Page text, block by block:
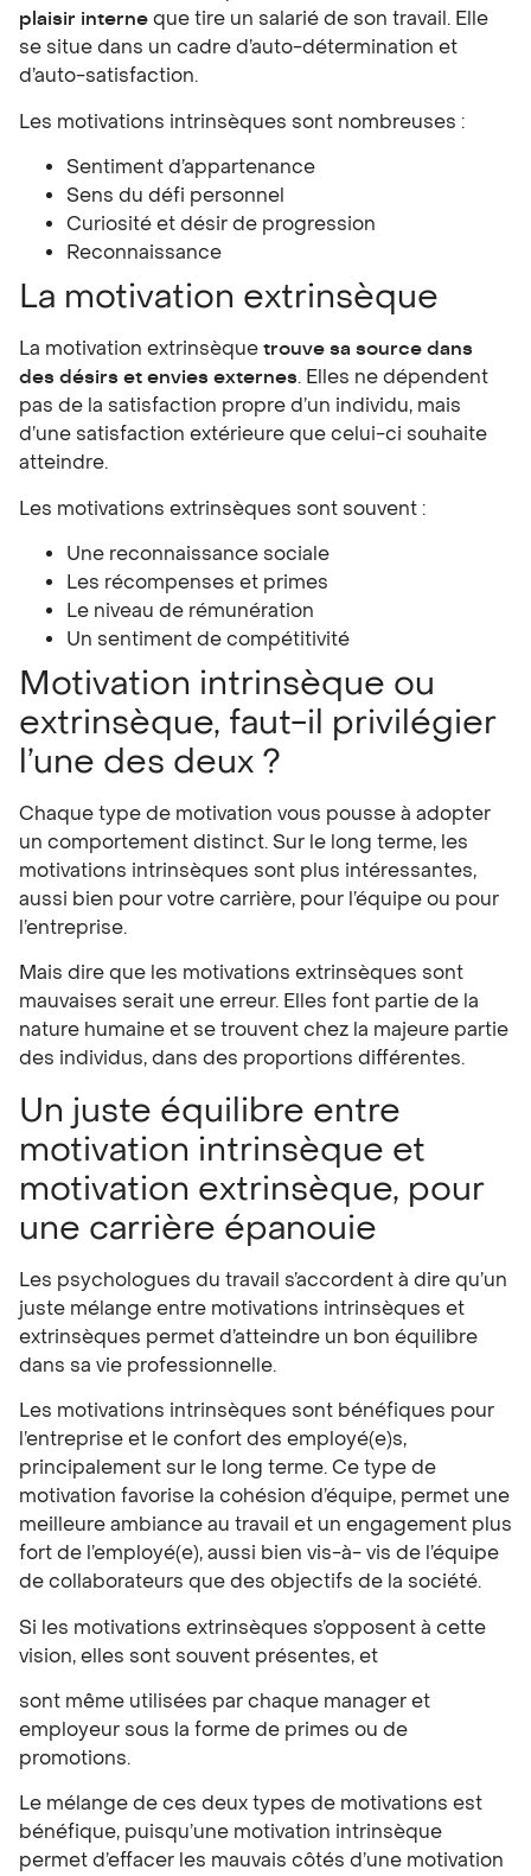
plaisir interne que tire un salarié de son travail. Elle
se situe dans un cadre d’auto-détermination et
d’auto-satisfaction.
Les motivations intrinsèques sont nombreuses :
Sentiment d’appartenance
Sens du défi personnel
Curiosité et désir de progression
Reconnaissance
La motivation extrinsèque
La motivation extrinsèque trouve sa source dans
des désirs et envies externes. Elles ne dépendent
pas de la satisfaction propre d’un individu, mais
d’une satisfaction extérieure que celui-ci souhaite
atteindre.
Les motivations extrinsèques sont souvent :
Une reconnaissance sociale
Les récompenses et primes
Le niveau de rémunération
Un sentiment de compétitivité
Motivation intrinsèque ou
extrinsèque, faut-il privilégier
l’une des deux ?
Chaque type de motivation vous pousse à adopter
un comportement distinct. Sur le long terme, les
motivations intrinsèques sont plus intéressantes,
aussi bien pour votre carrière, pour l’équipe ou pour
l’entreprise.
Mais dire que les motivations extrinsèques sont
mauvaises serait une erreur. Elles font partie de la
nature humaine et se trouvent chez la majeure partie
des individus, dans des proportions différentes.
Un juste équilibre entre
motivation intrinsèque et
motivation extrinsèque, pour
une carrière épanouie
Les psychologues du travail s’accordent à dire qu’un
juste mélange entre motivations intrinsèques et
extrinsèques permet d’atteindre un bon équilibre
dans sa vie professionnelle.
Les motivations intrinsèques sont bénéfiques pour
l’entreprise et le confort des employé(e)s,
principalement sur le long terme. Ce type de
motivation favorise la cohésion d’équipe, permet une
meilleure ambiance au travail et un engagement plus
fort de l’employé(e), aussi bien vis-à- vis de l’équipe
de collaborateurs que des objectifs de la société.
Si les motivations extrinsèques s’opposent à cette
vision, elles sont souvent présentes, et
sont même utilisées par chaque manager et
employeur sous la forme de primes ou de
promotions.
Le mélange de ces deux types de motivations est
bénéfique, puisqu’une motivation intrinsèque
permet d’effacer les mauvais côtés d’une motivation